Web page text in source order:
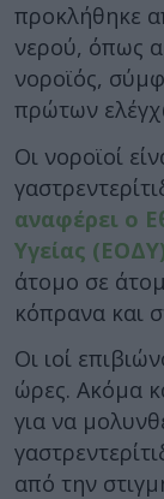
προκλήθηκε
νερού, όπως
νοροϊός,
πρώτων
Οι νοροϊοί
αναφέρει ο
Υγείας
άτομο σε
κόπρανα και
Οι ιοί
ώρες. Ακόμα
για να
από την